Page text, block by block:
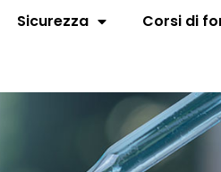
Sicurezza Corsi di